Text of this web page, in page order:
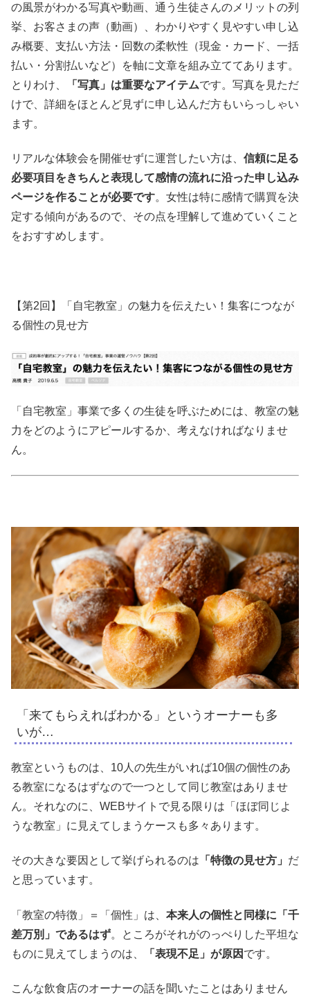
の風景がわかる写真や動画、通う生徒さんのメリットの列
挙、お客さまの声（動画）、わかりやすく見やすい申し込
み概要、支払い方法・回数の柔軟性（現金・カード、一括
払い・分割払いなど）を軸に文章を組み立ててあります。
とりわけ、
「写真」は重要なアイテムです。写真を見ただ
けで、詳細をほとんど見ずに申し込んだ方もいらっしゃい
ます。
リアルな体験会を開催せずに運営したい方は、 信頼に足る
必要項目をきちんと表現して感情の流れに沿った申し込み
ページを作ることが必要です。女性は特に感情で購買を決
定する傾向があるので、その点を理解して進めていくこと
をおすすめします。
【第2回】「自宅教室」の魅力を伝えたい！集客につなが
る個性の見せ方
「自宅教室」事業で多くの生徒を呼ぶためには、教室の魅
力をどのようにアピールするか、考えなければなりませ
ん。
「来てもらえればわかる」というオーナーも多
いが…
教室というものは、10人の先生がいれば10個の個性のあ
る教室になるはずなので一つとして同じ教室はありませ
ん。それなのに、WEBサイトで見る限りは「ほぼ同じよ
うな教室」に見えてしまうケースも多々あります。
その大きな要因として挙げられるのは 「特徴の見せ方」 だ
と思っています。
「教室の特徴」＝「個性」は、 本来人の個性と同様に「千
差万別」であるはず。ところがそれがのっぺりした平坦な
ものに見えてしまうのは、
「表現不足」が原因 です。
こんな飲食店のオーナーの話を聞いたことはありません